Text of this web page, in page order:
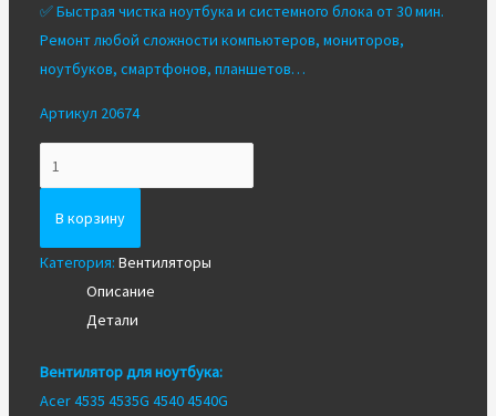
✅ Быстрая чистка ноутбука и системного блока от 30 мин.
Ремонт любой сложности компьютеров, мониторов,
ноутбуков, смартфонов, планшетов…
Артикул 20674
Вентилятор/
Кулер
для
ноутбука
В корзину
Категория: Вентиляторы
Описание
Детали
Вентилятор для ноутбука:
Acer 4535 4535G 4540 4540G